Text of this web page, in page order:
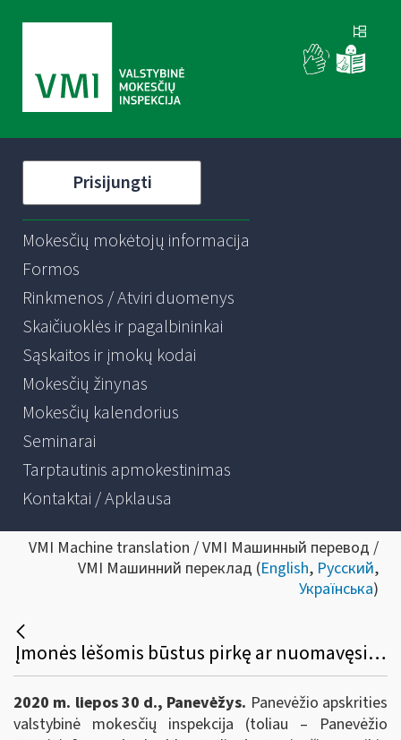
Prisijungti
Mokesčių mokėtojų informacija
Formos
Rinkmenos / Atviri duomenys
Skaičiuoklės ir pagalbininkai
Sąskaitos ir įmokų kodai
Mokesčių žinynas
Mokesčių kalendorius
Seminarai
Tarptautinis apmokestinimas
Kontaktai / Apklausa
VMI Machine translation / VMI Машинный перевод /
VMI Машинний переклад (English, Русский,
Українська)
Įmonės lėšomis būstus pirkę ar nuomavęsi verslininkai privalės sumokėti ne tik mokesčius, bet ir delspinigius bei baudas
2020 m. liepos 30 d., Panevėžys. Panevėžio apskrities
valstybinė mokesčių inspekcija (toliau – Panevėžio